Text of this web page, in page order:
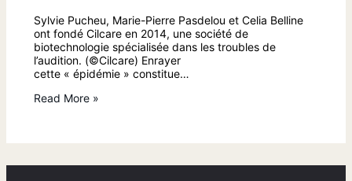
Sylvie Pucheu, Marie-Pierre Pasdelou et Celia Belline
ont fondé Cilcare en 2014, une société de
biotechnologie spécialisée dans les troubles de
l’audition. (©Cilcare) Enrayer
cette « épidémie » constitue…
Read More »